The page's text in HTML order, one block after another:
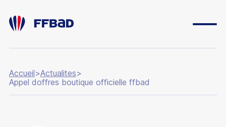
Accueil>Actualites>
Appel doffres boutique officielle ffbad